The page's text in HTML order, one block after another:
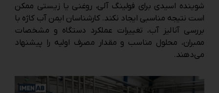
شوینده اسیدی برای فولینگ آلی، روغنی یا زیستی ممکن
است نتیجه مناسبی ایجاد نکند. کارشناسان ایمن آب کاژه با
بررسی آنالیز آب، تغییرات عملکرد دستگاه و مشخصات
ممبران، محلول مناسب و مقدار مصرف اولیه را پیشنهاد
می‌دهند.